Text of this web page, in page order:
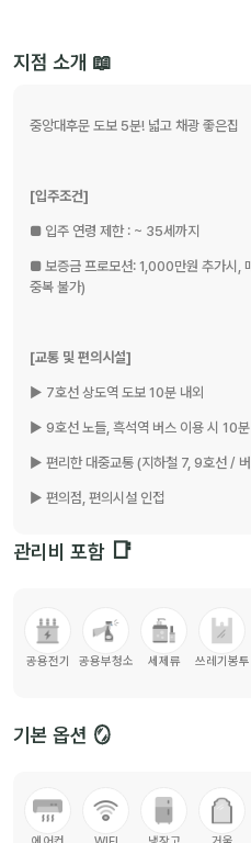
지점 소개 📖️
중앙대후문 도보 5분! 넓고 채광 좋은집
[입주조건]
■ 입주 연령 제한 : ~ 35세까지
■ 보증금 프로모션: 1,000만원 추가시,
중복 불가)
[교통 및 편의시설]
▶ 7호선 상도역 도보 10분 내외
▶ 9호선 노들, 흑석역 버스 이용 시 10분
▶ 편리한 대중교통 (지하철 7, 9호선 /
▶ 편의점, 편의시설 인접
+ 합리적인 조건으로 최고의 주거지 제공
관리비 포함 📑
공용전기 공용부청소 세제류 쓰레기봉투
기본 옵션 🪞